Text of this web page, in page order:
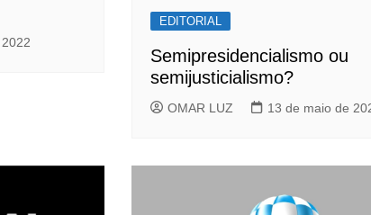
EDITORIAL
Semipresidencialismo ou
semijusticialismo?
OMAR LUZ 13 de maio de